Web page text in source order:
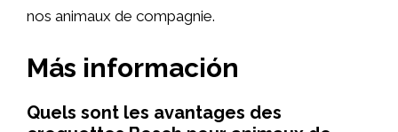
nos animaux de compagnie.
Más información
Quels sont les avantages des